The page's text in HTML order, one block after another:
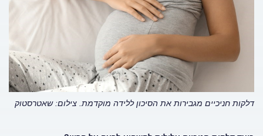
דלקות חניכיים מגבירות את הסיכון ללידה מוקדמת. צילום: שאטרסטוק